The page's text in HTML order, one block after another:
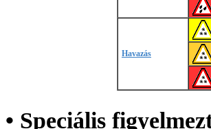
Havazás
• Speciális